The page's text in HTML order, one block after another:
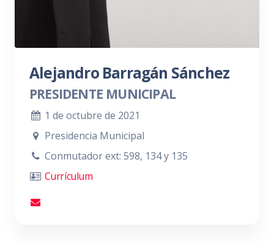
Alejandro Barragán Sánchez
PRESIDENTE MUNICIPAL
1 de octubre de 2021
Presidencia Municipal
Conmutador ext: 598, 134 y 135
Currículum